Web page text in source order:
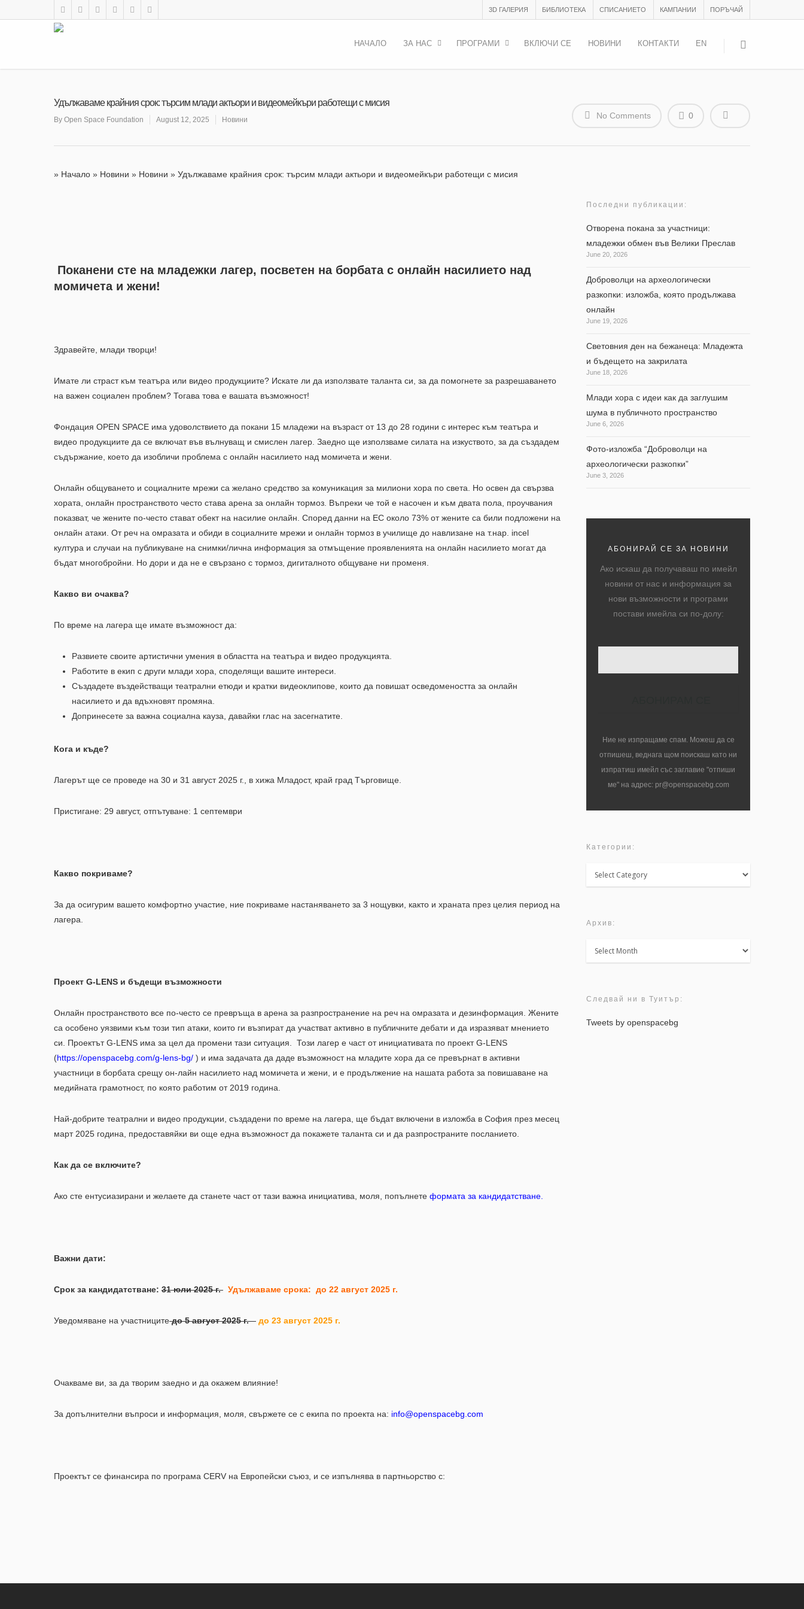
3D ГАЛЕРИЯ БИБЛИОТЕКА СПИСАНИЕТО КАМПАНИИ ПОРЪЧАЙ
НАЧАЛО ЗА НАС ПРОГРАМИ ВКЛЮЧИ СЕ НОВИНИ КОНТАКТИ EN
Удължаваме крайния срок: търсим млади актьори и видеомейкъри работещи с мисия
By Open Space Foundation August 12, 2025 Новини No Comments 0
» Начало » Новини » Новини » Удължаваме крайния срок: търсим млади актьори и видеомейкъри работещи с мисия
Поканени сте на младежки лагер, посветен на борбата с онлайн насилието над
момичета и жени!
Здравейте, млади творци!
Имате ли страст към театъра или видео продукциите? Искате ли да използвате таланта си, за да помогнете за разрешаването
на важен социален проблем? Тогава това е вашата възможност!
Фондация OPEN SPACE има удоволствието да покани 15 младежи на възраст от 13 до 28 години с интерес към театъра и
видео продукциите да се включат във вълнуващ и смислен лагер. Заедно ще използваме силата на изкуството, за да създадем
съдържание, което да изобличи проблема с онлайн насилието над момичета и жени.
Онлайн общуването и социалните мрежи са желано средство за комуникация за милиони хора по света. Но освен да свързва
хората, онлайн пространството често става арена за онлайн тормоз. Въпреки че той е насочен и към двата пола, проучвания
показват, че жените по-често стават обект на насилие онлайн. Според данни на ЕС около 73% от жените са били подложени на
онлайн атаки. От реч на омразата и обиди в социалните мрежи и онлайн тормоз в училище до навлизане на т.нар. incel
култура и случаи на публикуване на снимки/лична информация за отмъщение проявленията на онлайн насилието могат да
бъдат многобройни. Но дори и да не е свързано с тормоз, дигиталното общуване ни променя.
Какво ви очаква?
По време на лагера ще имате възможност да:
Развиете своите артистични умения в областта на театъра и видео продукцията.
Работите в екип с други млади хора, споделящи вашите интереси.
Създадете въздействащи театрални етюди и кратки видеоклипове, които да повишат осведомеността за онлайн
насилието и да вдъхновят промяна.
Допринесете за важна социална кауза, давайки глас на засегнатите.
Кога и къде?
Лагерът ще се проведе на 30 и 31 август 2025 г., в хижа Младост, край град Търговище.
Пристигане: 29 август, отпътуване: 1 септември
Какво покриваме?
За да осигурим вашето комфортно участие, ние покриваме настаняването за 3 нощувки, както и храната през целия период на
лагера.
Проект G-LENS и бъдещи възможности
Онлайн пространството все по-често се превръща в арена за разпространение на реч на омразата и дезинформация. Жените
са особено уязвими към този тип атаки, които ги възпират да участват активно в публичните дебати и да изразяват мнението
си. Проектът G-LENS има за цел да промени тази ситуация. Този лагер е част от инициативата по проект G-LENS
(https://openspacebg.com/g-lens-bg/ ) и има задачата да даде възможност на младите хора да се превърнат в активни
участници в борбата срещу он-лайн насилието над момичета и жени, и е продължение на нашата работа за повишаване на
медийната грамотност, по която работим от 2019 година.
Най-добрите театрални и видео продукции, създадени по време на лагера, ще бъдат включени в изложба в София през месец
март 2025 година, предоставяйки ви още една възможност да покажете таланта си и да разпространите посланието.
Как да се включите?
Ако сте ентусиазирани и желаете да станете част от тази важна инициатива, моля, попълнете формата за кандидатстване
Важни дати:
Срок за кандидатстване: 31 юли 2025 г. Удължаваме срока: до 22 август 2025 г.
Уведомяване на участницитедо 5 август 2025 г. до 23 август 2025 г.
Очакваме ви, за да творим заедно и да окажем влияние!
За допълнителни въпроси и информация, моля, свържете се с екипа по проекта на: info@openspacebg.com
Проектът се финансира по програма CERV на Европейски съюз, и се изпълнява в партньорство с:
Последни публикации:
Отворена покана за участници:
младежки обмен във Велики Преслав
June 20, 2026
Доброволци на археологически
разкопки: изложба, която продължава
онлайн
June 19, 2026
Световния ден на бежанеца: Младежта
и бъдещето на закрилата
June 18, 2026
Млади хора с идеи как да заглушим
шума в публичното пространство
June 6, 2026
Фото-изложба “Доброволци на
археологически разкопки”
June 3, 2026
АБОНИРАЙ СЕ ЗА НОВИНИ
Ако искаш да получаваш по имейл
новини от нас и информация за
нови възможности и програми
постави имейла си по-долу:
Ние не изпращаме спам. Можеш да се
отпишеш, веднага щом поискаш като ни
изпратиш имейл със заглавие "отпиши
ме" на адрес: pr@openspacebg.com
Категории:
Категории:
Архив:
Архив:
Следвай ни в Туитър:
Tweets by openspacebg